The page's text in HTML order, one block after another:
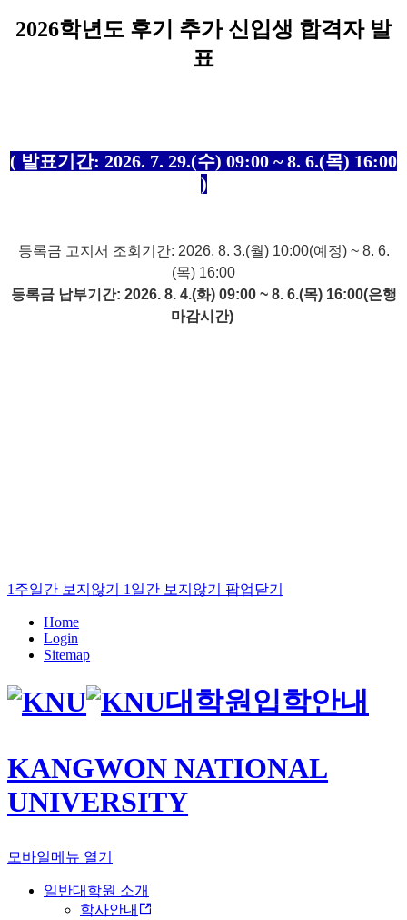
2026학년도 후기 추가 신입생 합격자 발
표
( 발표기간: 2026. 7. 29.(수) 09:00 ~ 8. 6.(목) 16:00
)
등록금 고지서 조회기간: 2026. 8. 3.(월) 10:00(예정) ~ 8. 6.
(목) 16:00
등록금 납부기간: 2026. 8. 4.(화) 09:00 ~ 8. 6.(목) 16:00(은행
마감시간)
1주일간 보지않기 1일간 보지않기 팝업닫기
Home
Login
Sitemap
대학원입학안내
KANGWON NATIONAL
UNIVERSITY
모바일메뉴 열기
일반대학원 소개
학사안내